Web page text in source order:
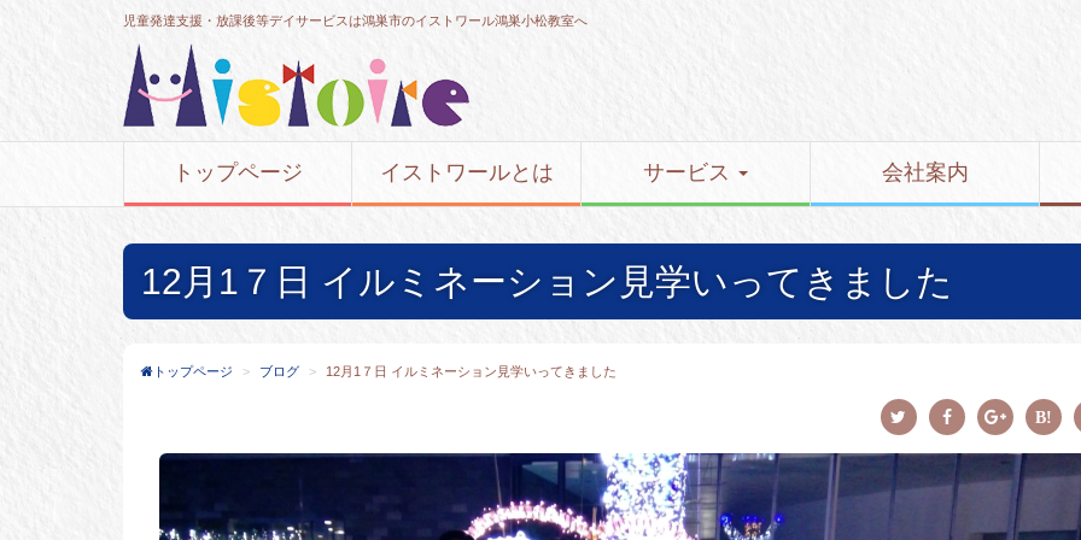
児童発達支援・放課後等デイサービスは鴻巣市のイストワール鴻巣小松教室へ
トップページ イストワールとは サービス 会社案内
12月1７日 イルミネーション見学いってきました
トップページ ブログ 12月1７日 イルミネーション見学いってきました